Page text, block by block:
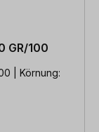
GR/100
| Körnung: